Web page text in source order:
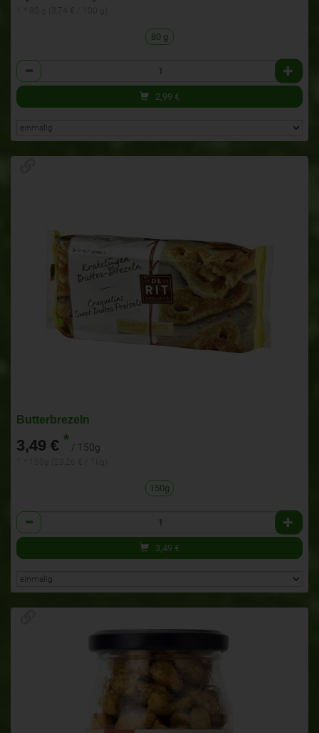
80 g
Anzahl
2,99 €
Butterbrezeln
3,49 € * / 150g
150g
Anzahl
3,49 €